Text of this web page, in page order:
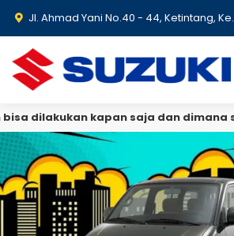
Jl. Ahmad Yani No.40 - 44, Ketintang, Kec. Gayungan, Surabaya, Jawa Timur 60231
Produk
Promo & Event
Testimoni
Blog
dilakukan kapan saja dan dimana